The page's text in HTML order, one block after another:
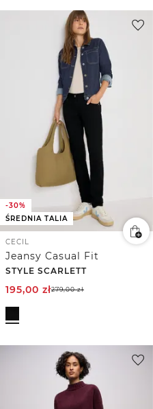
-30%
ŚREDNIA TALIA
CECIL
Jeansy Casual Fit
STYLE SCARLETT
195,00 zł279,00zł